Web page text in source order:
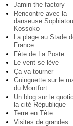
Jamin the factory
Rencontre avec la
danseuse Sophiatou
Kossoko
La plage au Stade
France
Fête de La Poste
Le vent se lève
Ça va tourner
Guinguette sur le
du Montfort
Un blog sur le
la cité République
Terre en Tête
Visites de grandes